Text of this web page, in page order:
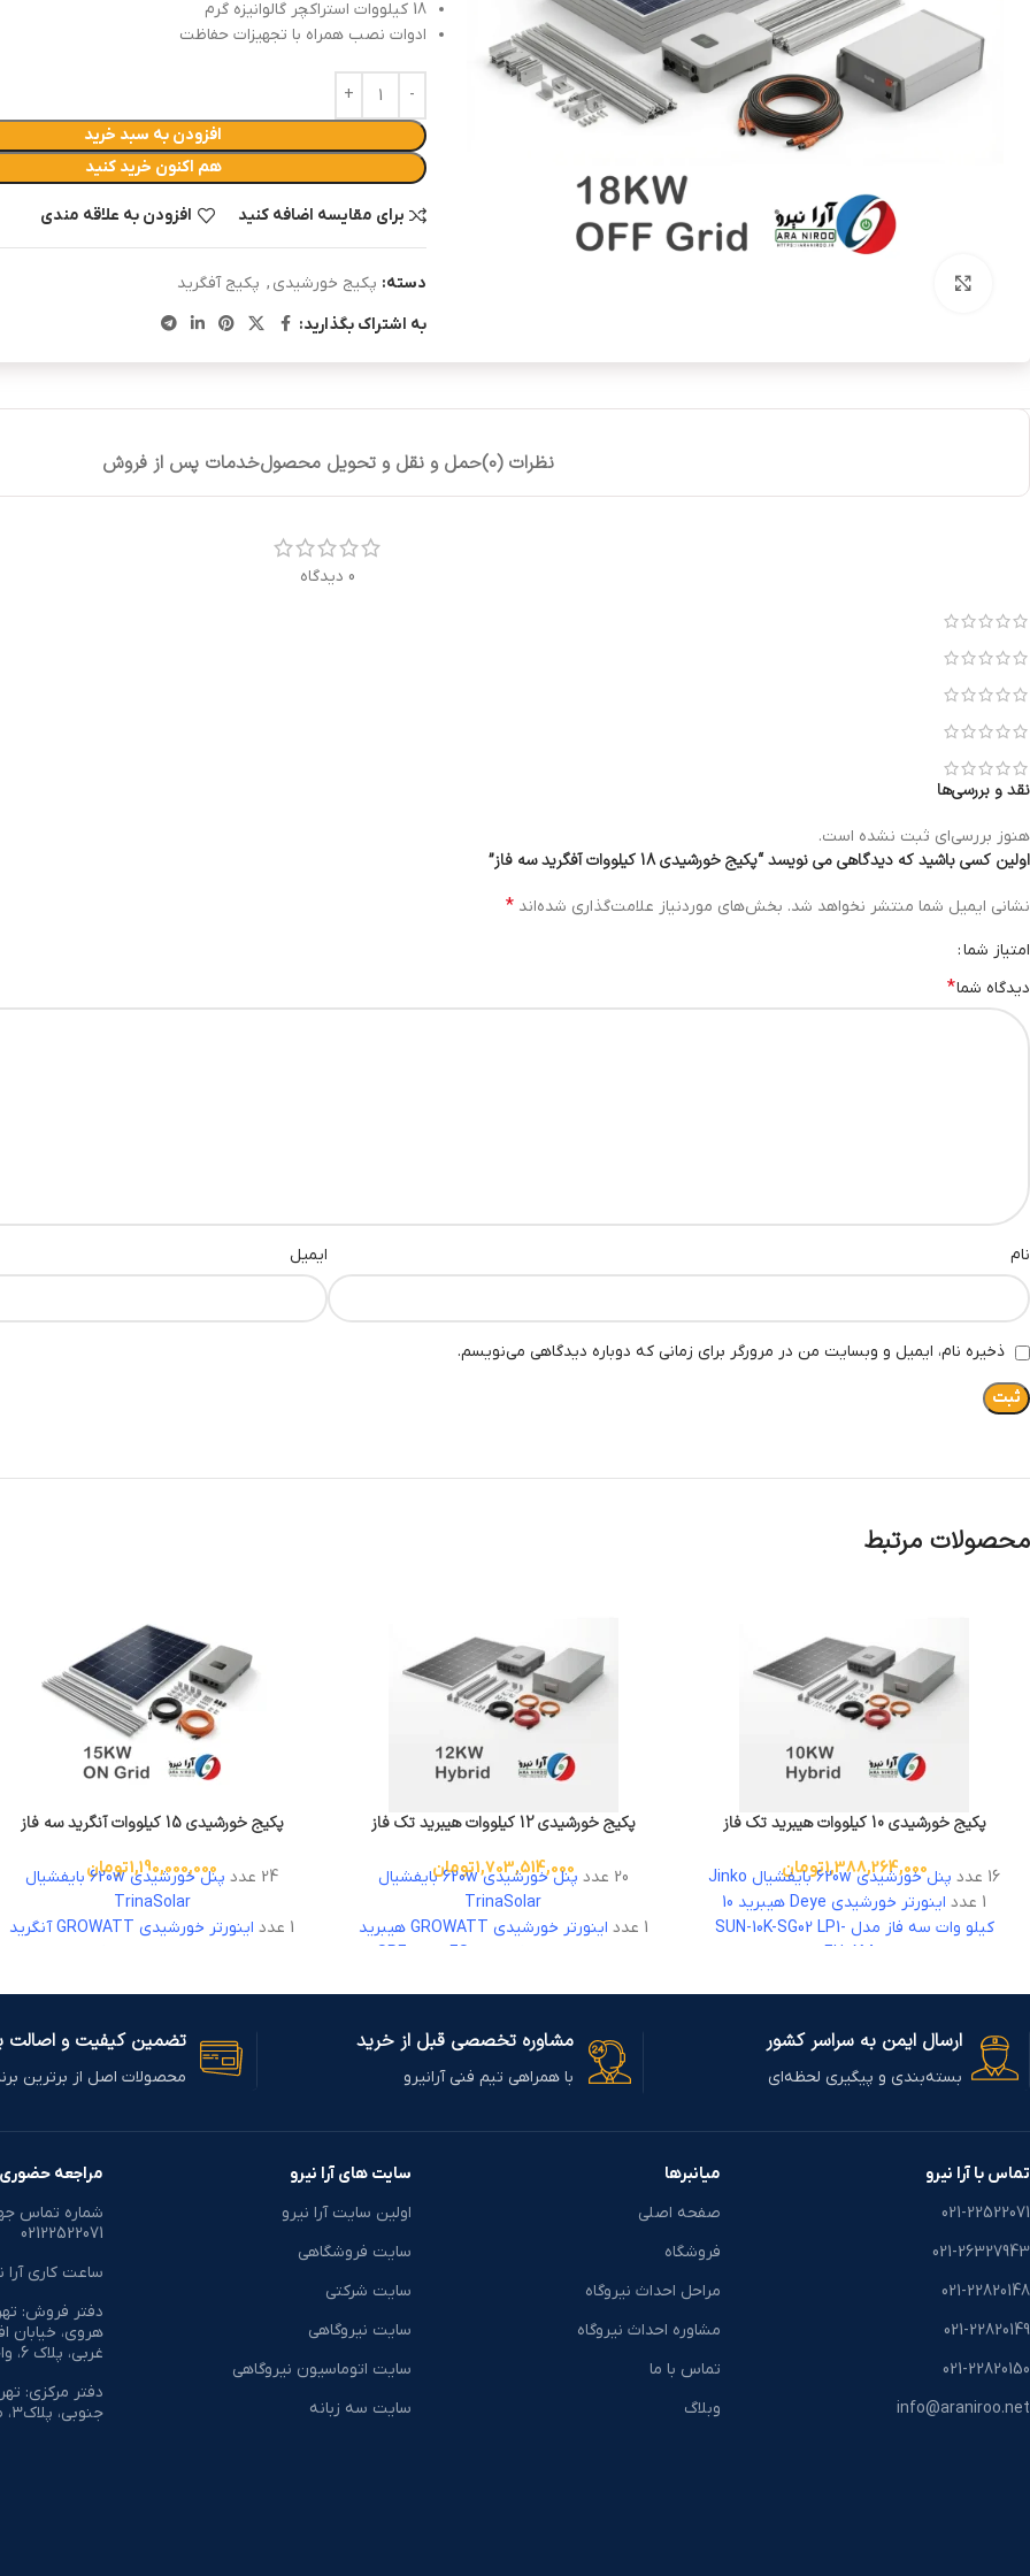
18 کیلووات استراکچر گالوانیزه گرم
ادوات نصب همراه با تجهیزات حفاظت
افزودن به سبد خرید
هم اکنون خرید کنید
برای مقایسه اضافه کنید افزودن به علاقه مندی
دسته: پکیج خورشیدی , پکیج آفگرید
به اشتراک بگذارید:
نظرات (0) حمل و نقل و تحویل محصولخدمات پس از فروش
0 دیدگاه
نقد و بررسی‌ها
هنوز بررسی‌ای ثبت نشده است.
اولین کسی باشید که دیدگاهی می نویسد “پکیج خورشیدی 18 کیلووات آفگرید سه فاز”
نشانی ایمیل شما منتشر نخواهد شد. بخش‌های موردنیاز علامت‌گذاری شده‌اند *
امتیاز شما
دیدگاه شما*
نام ایمیل
ذخیره نام، ایمیل و وبسایت من در مرورگر برای زمانی که دوباره دیدگاهی می‌نویسم.
محصولات مرتبط
پکیج خورشیدی 10 کیلووات هیبرید تک فاز
1,388,264,000تومان 16 عدد
پنل خورشیدی 620w بایفشیال Jinko
1 عدد
اینورتر خورشیدی Deye هیبرید 10
کیلو وات سه فاز مدل SUN-10K-SG02 LP1-
EU-AM3
10 کیلووات استراکچر گالوانیزه گرم
ادوات نصب همراه با تجهیزات حفاظت
قابلیت فروش به شبکه، بک آپ گرفتن از
پکیج خورشیدی 12 کیلووات هیبرید تک فاز
1,703,514,000تومان 20 عدد
پنل خورشیدی 620w بایفشیال
TrinaSolar
1 عدد
اینورتر خورشیدی GROWATT هیبرید
ادوات نصب همراه با تجهیزات حفاظت
قابلیت فروش به شبکه، بک آپ گرفتن از
پکیج خورشیدی 15 کیلووات آنگرید سه فاز
1,190,000,000تومان 24 عدد
پنل خورشیدی 620w بایفشیال
TrinaSolar
1 عدد
اینورتر خورشیدی GROWATT آنگرید
ارسال ایمن به سراسر کشور
بسته‌بندی و پیگیری لحظه‌ای
مشاوره تخصصی قبل از خرید
با همراهی تیم فنی آرانیرو
تضمین کیفیت و اصالت
محصولات اصل از برترین
تماس با آرا نیرو
021-22522071
021-26327943
021-22820148
021-22820149
021-22820150
info@araniroo.net
میانبرها
صفحه اصلی
فروشگاه
مراحل احداث نیروگاه
مشاوره احداث نیروگاه
تماس با ما
وبلاگ
سایت های آرا نیرو
اولین سایت آرا نیرو
سایت فروشگاهی
سایت شرکتی
سایت نیروگاهی
سایت اتوماسیون نیروگاهی
سایت سه زبانه
مراجعه حضوری
شماره تماس
02122522071
ساعت کاری آرا نیرو:
دفتر فروش:
هروی، خیابان
غربی، پلاک 6، واحد 20
دفتر مرکزی:
جنوبی، پلاک۳، طبقه همکف واحد ۱۲